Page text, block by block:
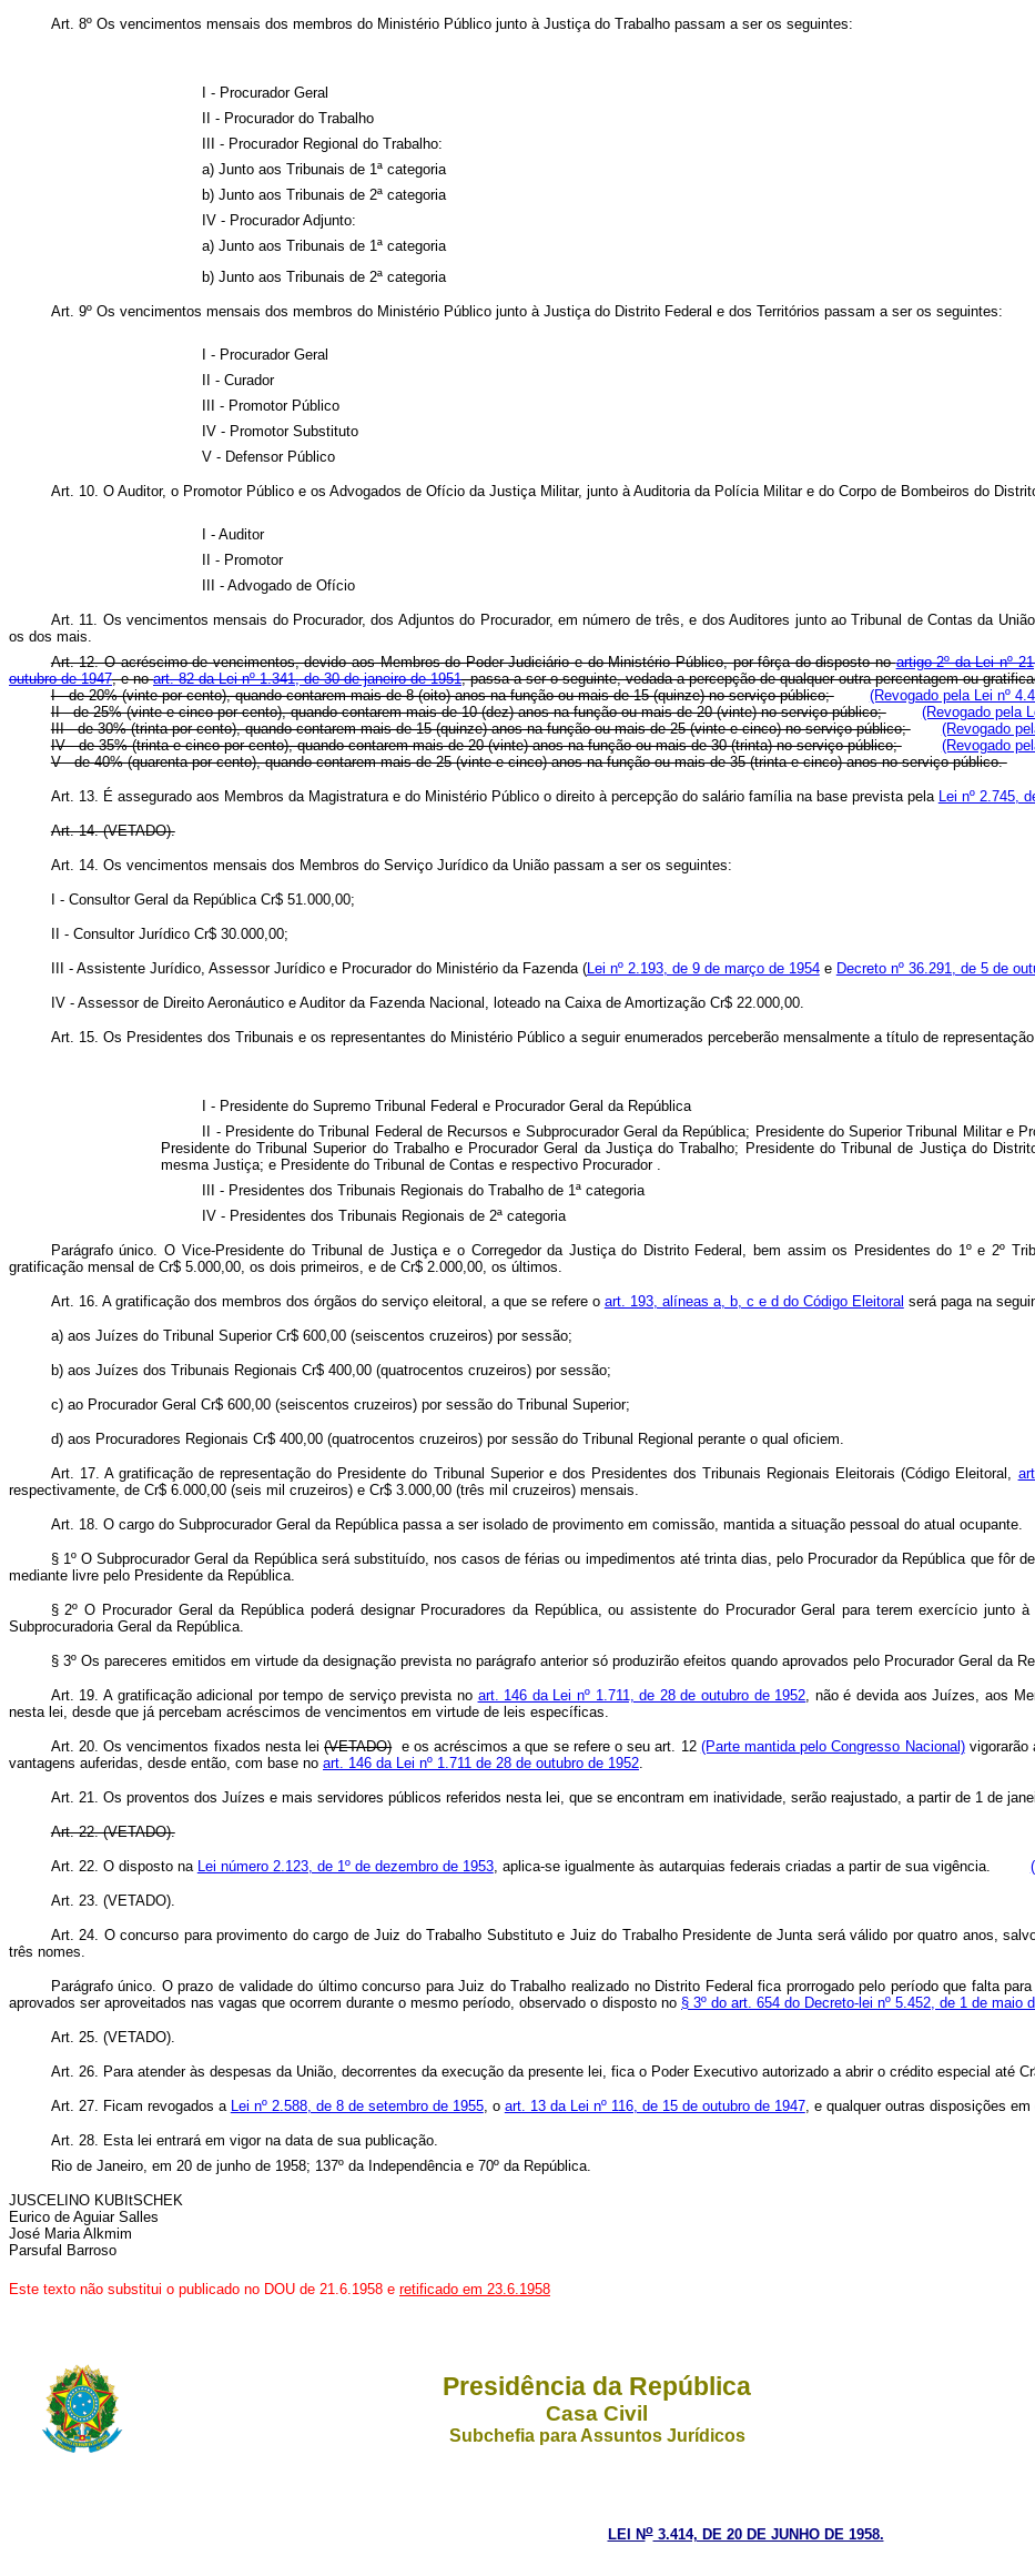
Art. 8º Os vencimentos mensais dos membros do Ministério Público junto à Justiça do Trabalho passam a ser os seguintes:
I - Procurador Geral
II - Procurador do Trabalho
III - Procurador Regional do Trabalho:
a) Junto aos Tribunais de 1ª categoria
b) Junto aos Tribunais de 2ª categoria
IV - Procurador Adjunto:
a) Junto aos Tribunais de 1ª categoria
b) Junto aos Tribunais de 2ª categoria
Art. 9º Os vencimentos mensais dos membros do Ministério Público junto à Justiça do Distrito Federal e dos Territórios passam a ser os seguintes:
I - Procurador Geral
II - Curador
III - Promotor Público
IV - Promotor Substituto
V - Defensor Público
Art. 10. O Auditor, o Promotor Público e os Advogados de Ofício da Justiça Militar, junto à Auditoria da Polícia Militar e do Corpo de Bombeiros do
I - Auditor
II - Promotor
III - Advogado de Ofício
Art. 11. Os vencimentos mensais do Procurador, dos Adjuntos do Procurador, em número de três, e dos Auditores junto ao Tribunal de Contas da
os dos mais.
Art. 12. O acréscimo de vencimentos, devido aos Membros do Poder Judiciário e do Ministério Público, por fôrça do disposto noartigo 2º da Lei nº
outubro de 1947, e noart. 82 da Lei nº 1.341, de 30 de janeiro de 1951, passa a ser o seguinte, vedada a percepção de qualquer outra percentagem ou
I - de 20% (vinte por cento), quando contarem mais de 8 (oito) anos na função ou mais de 15 (quinze) no serviço público;
(Revogado pela Lei nº
II - de 25% (vinte e cinco por cento), quando contarem mais de 10 (dez) anos na função ou mais de 20 (vinte) no serviço público;
(Revogado pela
III - de 30% (trinta por cento), quando contarem mais de 15 (quinze) anos na função ou mais de 25 (vinte e cinco) no serviço público;
(Revogado
IV - de 35% (trinta e cinco por cento), quando contarem mais de 20 (vinte) anos na função ou mais de 30 (trinta) no serviço público;
(Revogado
V - de 40% (quarenta por cento), quando contarem mais de 25 (vinte e cinco) anos na função ou mais de 35 (trinta e cinco) anos no serviço público.
Art. 13. É assegurado aos Membros da Magistratura e do Ministério Público o direito à percepção do salário família na base prevista pela Lei nº 2.745,
Art. 14. (VETADO).
Art. 14. Os vencimentos mensais dos Membros do Serviço Jurídico da União passam a ser os seguintes:
I - Consultor Geral da República Cr$ 51.000,00;
II - Consultor Jurídico Cr$ 30.000,00;
III - Assistente Jurídico, Assessor Jurídico e Procurador do Ministério da Fazenda (Lei nº 2.193, de 9 de março de 1954e Decreto nº 36.291, de 5 de
IV - Assessor de Direito Aeronáutico e Auditor da Fazenda Nacional, loteado na Caixa de Amortização Cr$ 22.000,00.
Art. 15. Os Presidentes dos Tribunais e os representantes do Ministério Público a seguir enumerados perceberão mensalmente a título de
I - Presidente do Supremo Tribunal Federal e Procurador Geral da República
II - Presidente do Tribunal Federal de Recursos e Subprocurador Geral da República; Presidente do Superior Tribunal Militar e
Presidente do Tribunal Superior do Trabalho e Procurador Geral da Justiça do Trabalho; Presidente do Tribunal de Justiça do
mesma Justiça; e Presidente do Tribunal de Contas e respectivo Procurador .
III - Presidentes dos Tribunais Regionais do Trabalho de 1ª categoria
IV - Presidentes dos Tribunais Regionais de 2ª categoria
Parágrafo único. O Vice-Presidente do Tribunal de Justiça e o Corregedor da Justiça do Distrito Federal, bem assim os Presidentes do 1º e 2º
gratificação mensal de Cr$ 5.000,00, os dois primeiros, e de Cr$ 2.000,00, os últimos.
Art. 16. A gratificação dos membros dos órgãos do serviço eleitoral, a que se refere o art. 193, alíneas a, b, c e d do Código Eleitoral será paga na
a) aos Juízes do Tribunal Superior Cr$ 600,00 (seiscentos cruzeiros) por sessão;
b) aos Juízes dos Tribunais Regionais Cr$ 400,00 (quatrocentos cruzeiros) por sessão;
c) ao Procurador Geral Cr$ 600,00 (seiscentos cruzeiros) por sessão do Tribunal Superior;
d) aos Procuradores Regionais Cr$ 400,00 (quatrocentos cruzeiros) por sessão do Tribunal Regional perante o qual oficiem.
Art. 17. A gratificação de representação do Presidente do Tribunal Superior e dos Presidentes dos Tribunais Regionais Eleitorais (Código Eleitoral,
respectivamente, de Cr$ 6.000,00 (seis mil cruzeiros) e Cr$ 3.000,00 (três mil cruzeiros) mensais.
Art. 18. O cargo do Subprocurador Geral da República passa a ser isolado de provimento em comissão, mantida a situação pessoal do atual ocupante.
§ 1º O Subprocurador Geral da República será substituído, nos casos de férias ou impedimentos até trinta dias, pelo Procurador da República que fôr
mediante livre pelo Presidente da República.
§ 2º O Procurador Geral da República poderá designar Procuradores da República, ou assistente do Procurador Geral para terem exercício junto
Subprocuradoria Geral da República.
§ 3º Os pareceres emitidos em virtude da designação prevista no parágrafo anterior só produzirão efeitos quando aprovados pelo Procurador Geral da
Art. 19. A gratificação adicional por tempo de serviço prevista no art. 146 da Lei nº 1.711, de 28 de outubro de 1952, não é devida aos Juízes, aos
nesta lei, desde que já percebam acréscimos de vencimentos em virtude de leis específicas.
Art. 20. Os vencimentos fixados nesta lei(VETADO)e os acréscimos a que se refere o seu art. 12 (Parte mantida pelo Congresso Nacional)vigorarão
vantagens auferidas, desde então, com base no art. 146 da Lei nº 1.711 de 28 de outubro de 1952.
Art. 21. Os proventos dos Juízes e mais servidores públicos referidos nesta lei, que se encontram em inatividade, serão reajustado, a partir de 1 de
Art. 22. (VETADO).
Art. 22. O disposto na Lei número 2.123, de 1º de dezembro de 1953, aplica-se igualmente às autarquias federais criadas a partir de sua vigência.
Art. 23. (VETADO).
Art. 24. O concurso para provimento do cargo de Juiz do Trabalho Substituto e Juiz do Trabalho Presidente de Junta será válido por quatro anos,
três nomes.
Parágrafo único. O prazo de validade do último concurso para Juiz do Trabalho realizado no Distrito Federal fica prorrogado pelo período que falta
aprovados ser aproveitados nas vagas que ocorrem durante o mesmo período, observado o disposto no § 3º do art. 654 do Decreto-lei nº 5.452, de 1 de maio
Art. 25. (VETADO).
Art. 26. Para atender às despesas da União, decorrentes da execução da presente lei, fica o Poder Executivo autorizado a abrir o crédito especial até
Art. 27. Ficam revogados a Lei nº 2.588, de 8 de setembro de 1955, o art. 13 da Lei nº 116, de 15 de outubro de 1947, e qualquer outras disposições em
Art. 28. Esta lei entrará em vigor na data de sua publicação.
Rio de Janeiro, em 20 de junho de 1958; 137º da Independência e 70º da República.
JUSCELINO KUBItSCHEK
Eurico de Aguiar Salles
José Maria Alkmim
Parsufal Barroso
Este texto não substitui o publicado no DOU de 21.6.1958 e retificado em 23.6.1958
Presidência da República
Casa Civil
Subchefia para Assuntos Jurídicos
LEI No3.414, DE 20 DE JUNHO DE 1958.